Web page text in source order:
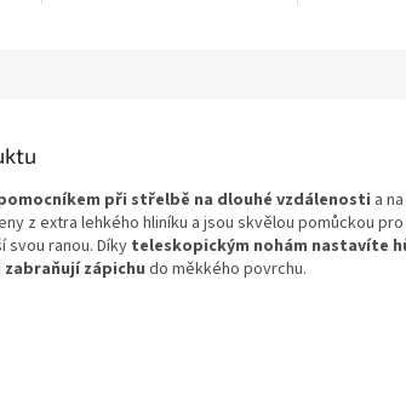
při střelbě na dlouhé vzdálenosti a
z extra lehkého hliníku a jsou skvělou pomůckou
ranou. Díky teleskopickým nohám nastavíte
zápichu do měkkého povrchu.